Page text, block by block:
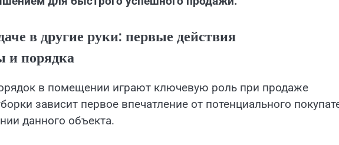
в другие руки: первые действия
и порядка
в помещении играют ключевую роль при продаже
зависит первое впечатление от потенциального
данного объекта.